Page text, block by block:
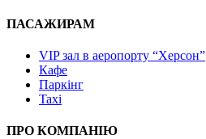
ПАСАЖИРАМ
VIP зал в аеропорту “Херсон”
Кафе
Паркінг
Taxi
ПРО КОМПАНІЮ